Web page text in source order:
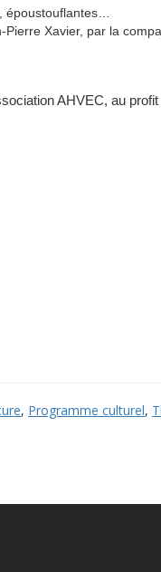
époustouflantes…
Xavier, par la
AHVEC, au profit
, Programme culturel,